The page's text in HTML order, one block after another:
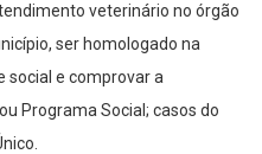
veterinário no órgão
ser homologado na
social e comprovar a
Programa Social; casos do